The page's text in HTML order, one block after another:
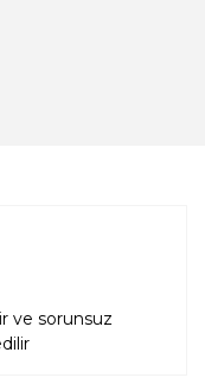
ve sorunsuz